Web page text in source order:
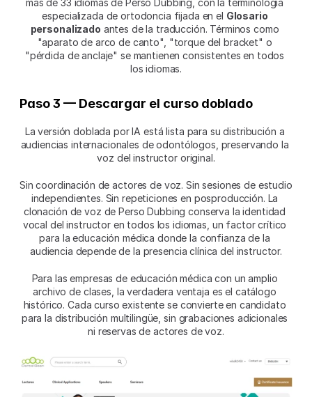
más de 33 idiomas de Perso Dubbing, con la terminología
especializada de ortodoncia fijada en el Glosario
personalizado antes de la traducción. Términos como
"aparato de arco de canto", "torque del bracket" o
"pérdida de anclaje" se mantienen consistentes en todos
los idiomas.
Paso 3 — Descargar el curso doblado
La versión doblada por IA está lista para su distribución a
audiencias internacionales de odontólogos, preservando la
voz del instructor original.
Sin coordinación de actores de voz. Sin sesiones de estudio
independientes. Sin repeticiones en posproducción. La
clonación de voz de Perso Dubbing conserva la identidad
vocal del instructor en todos los idiomas, un factor crítico
para la educación médica donde la confianza de la
audiencia depende de la presencia clínica del instructor.
Para las empresas de educación médica con un amplio
archivo de clases, la verdadera ventaja es el catálogo
histórico. Cada curso existente se convierte en candidato
para la distribución multilingüe, sin grabaciones adicionales
ni reservas de actores de voz.